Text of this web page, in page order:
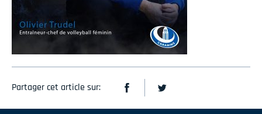
Partager cet article sur: